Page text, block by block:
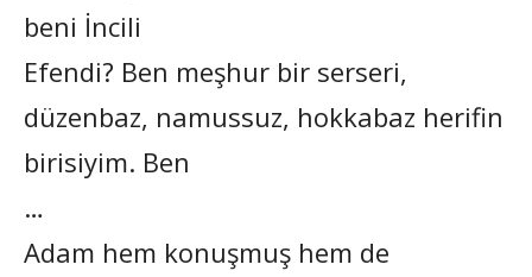
beni İncili
Efendi? Ben meşhur bir serseri,
düzenbaz, namussuz, hokkabaz herifin
birisiyim. Ben
…
Adam hem konuşmuş hem de